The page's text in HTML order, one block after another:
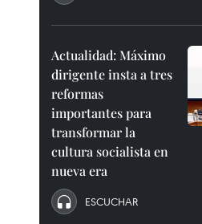
Actualidad: Máximo
dirigente insta a tres
reformas
importantes para
transformar la
cultura socialista en
nueva era
ESCUCHAR